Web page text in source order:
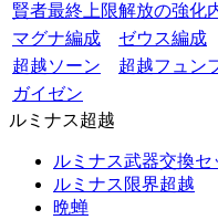
賢者最終上限解放の強化
マグナ編成
ゼウス編成
超越ソーン
超越フュン
ガイゼン
ルミナス超越
ルミナス武器交換セ
ルミナス限界超越
晩蝉